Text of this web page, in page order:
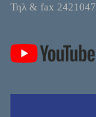
Τηλ & fax